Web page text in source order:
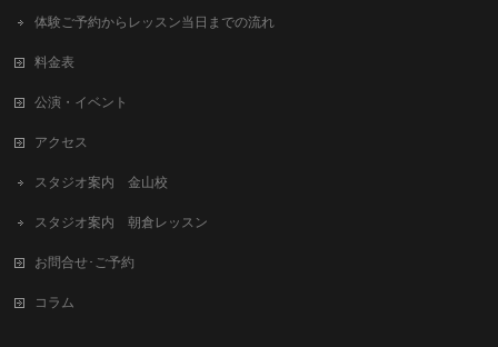
体験ご予約からレッスン当日までの流れ
料金表
公演・イベント
アクセス
スタジオ案内 金山校
スタジオ案内 朝倉レッスン
お問合せ･ご予約
コラム